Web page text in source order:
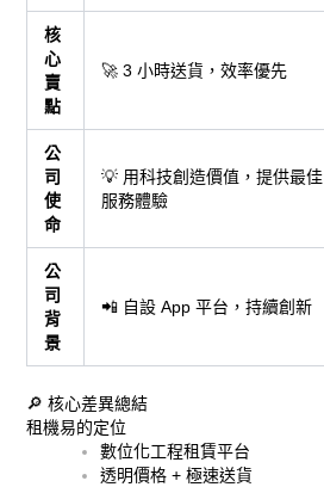
核
心
賣
點
🚀 3 小時送貨，效率優先
公
司
使
命
💡 用科技創造價值，提供最佳
服務體驗
公
司
背
景
📲 自設 App 平台，持續創新
🔎 核心差異總結
租機易的定位
數位化工程租賃平台
透明價格 + 極速送貨